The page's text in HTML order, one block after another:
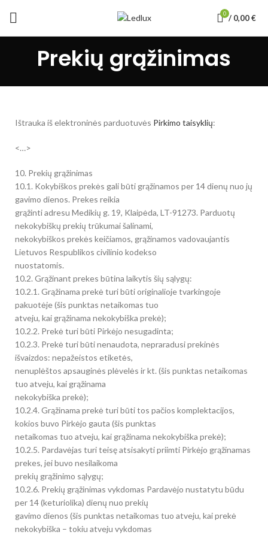
0 / 0,00€
Prekių grąžinimas
Ištrauka iš elektroninės parduotuvės Pirkimo taisyklių:
<…>
10. Prekių grąžinimas
10.1. Kokybiškos prekės gali būti grąžinamos per 14 dienų nuo jų
gavimo dienos. Prekes reikia
grąžinti adresu Medikių g. 19, Klaipėda, LT-91273. Parduotų
nekokybiškų prekių trūkumai šalinami,
nekokybiškos prekės keičiamos, grąžinamos vadovaujantis
Lietuvos Respublikos civilinio kodekso
nuostatomis.
10.2. Grąžinant prekes būtina laikytis šių sąlygų:
10.2.1. Grąžinama prekė turi būti originalioje tvarkingoje
pakuotėje (šis punktas netaikomas tuo
atveju, kai grąžinama nekokybiška prekė);
10.2.2. Prekė turi būti Pirkėjo nesugadinta;
10.2.3. Prekė turi būti nenaudota, nepraradusi prekinės
išvaizdos: nepažeistos etiketės,
nenuplėštos apsauginės plėvelės ir kt. (šis punktas netaikomas
tuo atveju, kai grąžinama
nekokybiška prekė);
10.2.4. Grąžinama prekė turi būti tos pačios komplektacijos,
kokios buvo Pirkėjo gauta (šis punktas
netaikomas tuo atveju, kai grąžinama nekokybiška prekė);
10.2.5. Pardavėjas turi teisę atsisakyti priimti Pirkėjo grąžinamas
prekes, jei buvo nesilaikoma
prekių grąžinimo sąlygų;
10.2.6. Prekių grąžinimas vykdomas Pardavėjo nustatytu būdu
per 14 (keturiolika) dienų nuo prekių
gavimo dienos (šis punktas netaikomas tuo atveju, kai prekė
nekokybiška – tokiu atveju vykdomas